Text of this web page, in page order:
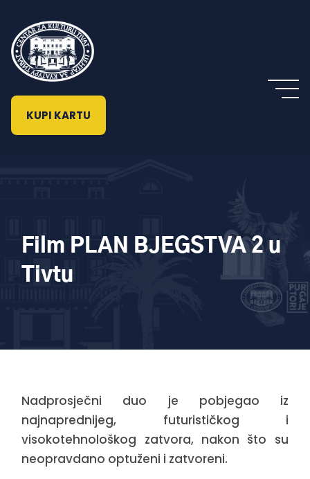
KUPI KARTU
Film PLAN BJEGSTVA 2 u
Tivtu
Nadprosječni duo je pobjegao iz
najnaprednijeg, futurističkog i
visokotehnološkog zatvora, nakon što su
neopravdano optuženi i zatvoreni.